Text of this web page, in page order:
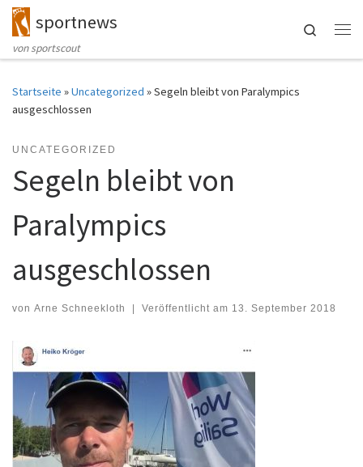
Zum Inhalt springen
sportnews
von sportscout
Search
Startseite »Uncategorized »Segeln bleibt von Paralympics
ausgeschlossen
UNCATEGORIZED
Segeln bleibt von
Paralympics
ausgeschlossen
von Arne Schneekloth | Veröffentlicht am 13. September 2018